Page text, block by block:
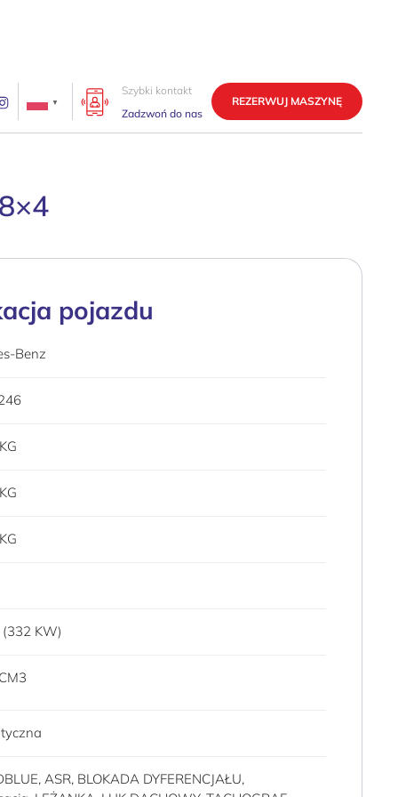
▼
Szybki kontakt
Zadzwoń do nas
REZERWUJ MASZYNĘ
pojazdu
Benz
KW)
ASR, BLOKADA DYFERENCJAŁU,